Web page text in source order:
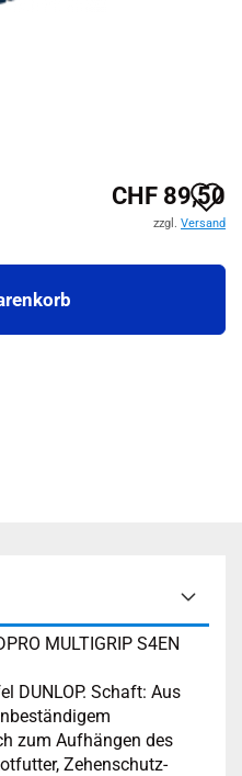
CHF 89,50
zzgl. Versand
MULTIGRIP S4EN
DUNLOP. Schaft: Aus
zum Aufhängen des
Zehenschutz-